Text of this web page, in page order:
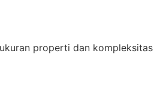
properti dan kompleksitas